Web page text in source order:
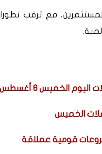
مع ترقب
6 أغسطس 2026
الخميس
قومية عملاقة